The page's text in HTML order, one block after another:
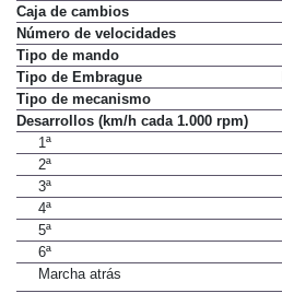
Caja de cambios
Número de velocidades
Tipo de mando
Tipo de Embrague
Tipo de mecanismo
Desarrollos (km/h cada 1.000 rpm)
1ª
2ª
3ª
4ª
5ª
6ª
Marcha atrás